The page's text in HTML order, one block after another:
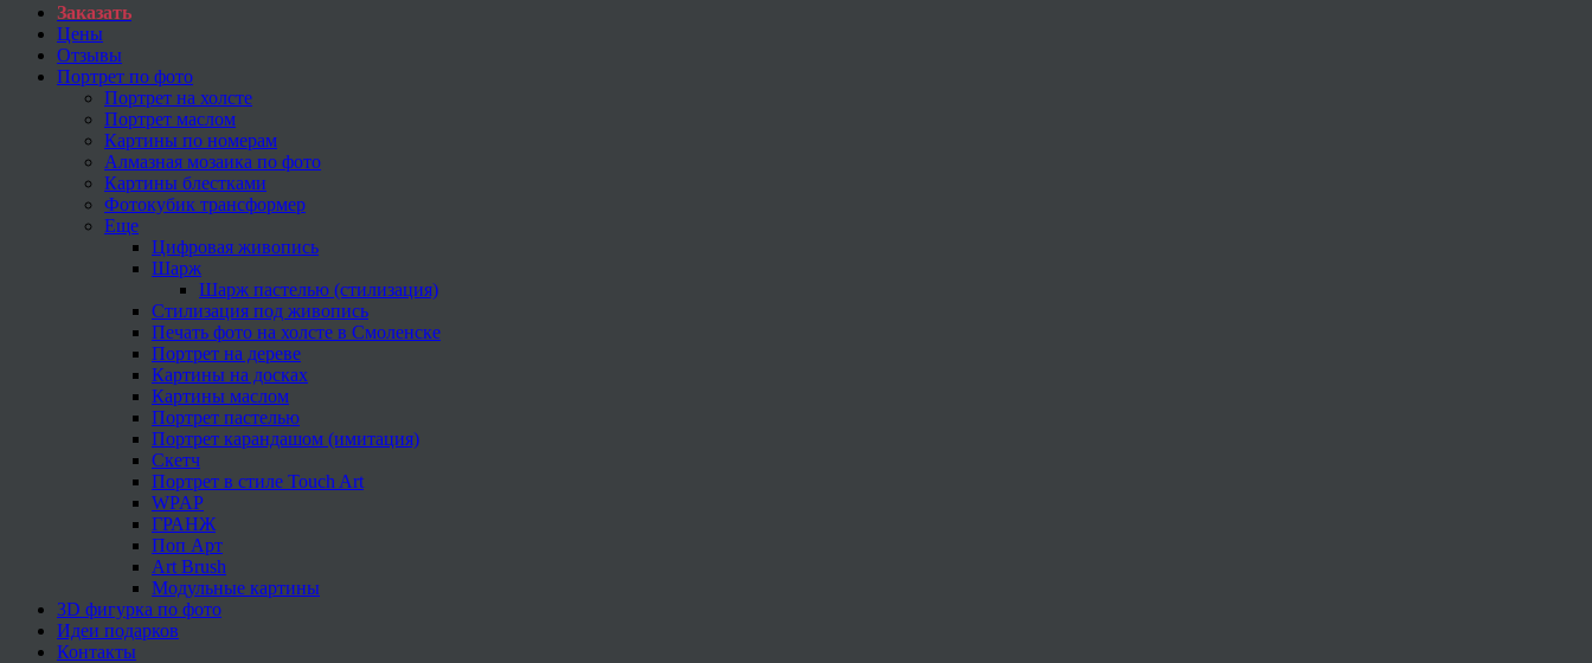
Заказать
Цены
Отзывы
Портрет по фото
Портрет на холсте
Портрет маслом
Картины по номерам
Алмазная мозаика по фото
Картины блестками
Фотокубик трансформер
Еще
Цифровая живопись
Шарж
Шарж пастелью (стилизация)
Стилизация под живопись
Печать фото на холсте в Смоленске
Портрет на дереве
Картины на досках
Картины маслом
Портрет пастелью
Портрет карандашом (имитация)
Скетч
Портрет в стиле Touch Art
WPAP
ГРАНЖ
Поп Арт
Art Brush
Модульные картины
3D фигурка по фото
Идеи подарков
Контакты